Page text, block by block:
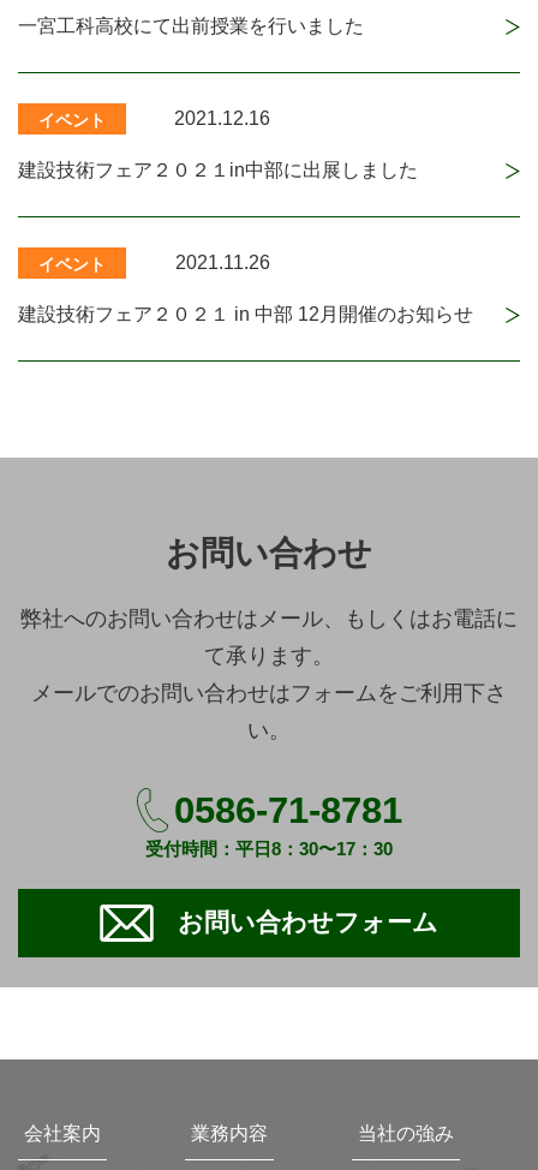
一宮工科高校にて出前授業を行いました
イベント 2021.12.16
建設技術フェア２０２１in中部に出展しました
イベント 2021.11.26
建設技術フェア２０２１ in 中部 12月開催のお知らせ
お問い合わせ
弊社へのお問い合わせはメール、もしくはお電話に
て承ります。
メールでのお問い合わせはフォームをご利用下さ
い。
0586-71-8781
受付時間：平日8：30〜17：30
お問い合わせフォーム
会社案内 業務内容 当社の強み